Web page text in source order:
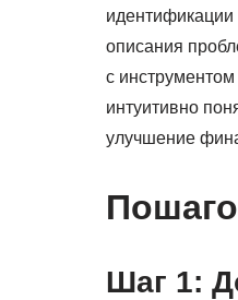
описания
с
интуитивно
улучшение
Шаг 1: